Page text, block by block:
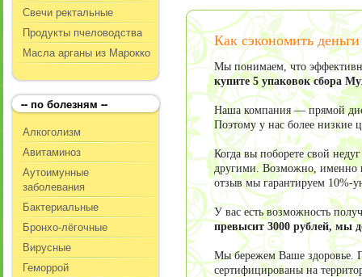
Свечи ректальные
Продукты пчеловодства
Масла арганы из Марокко
-- по болезням --
Алкоголизм
Авитаминоз
Аутоимунные
заболевания
Бактериальные
Бронхо-лёгочные
Вирусные
Геморрой
Как сэкономить
Мы понимаем, что
купите 5 упаковок сбора
Наша компания — прямой
Поэтому у нас более низкие
Когда вы поборете свой
другими. Возможно, именно
отзыв мы гарантируем 10%-
У вас есть возможность
превысит 3000 рублей, мы
Мы бережем Ваше здоровье.
сертифицированы на